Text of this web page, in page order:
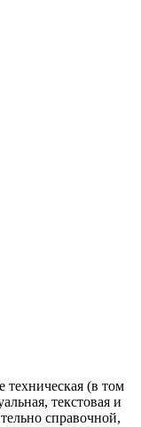
техническая (в том
текстовая и
справочной,